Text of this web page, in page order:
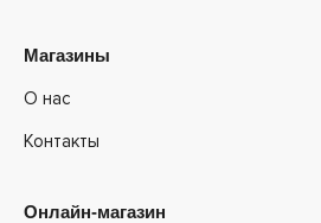
Магазины
О нас
Контакты
Онлайн-магазин